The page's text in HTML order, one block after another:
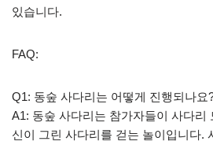
있습니다.
FAQ:
Q1: 동숲 사다리는 어떻게 진행되나요
A1: 동숲 사다리는 참가자들이 사다리
신이 그린 사다리를 걷는 놀이입니다.